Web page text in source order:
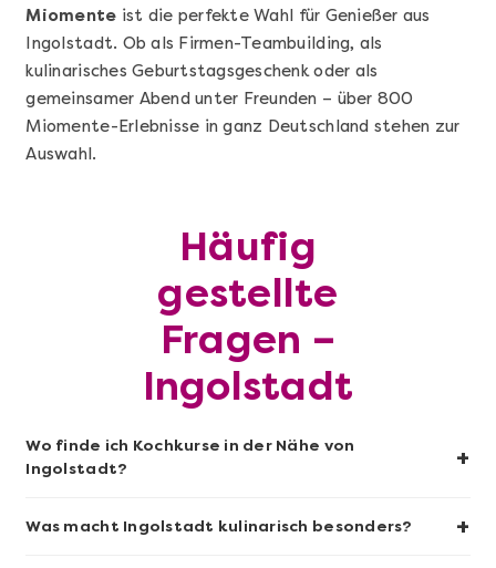
Mehr anzeigen
Geschenkbox 100€
Mehr anzeigen
Miomente ist die perfekte Wahl für Genießer aus
Ingolstadt. Ob als Firmen-Teambuilding, als
kulinarisches Geburtstagsgeschenk oder als
gemeinsamer Abend unter Freunden – über 800
Miomente-Erlebnisse in ganz Deutschland stehen zur
Auswahl.
Häufig
gestellte
Fragen –
Ingolstadt
Wo finde ich Kochkurse in der Nähe von
Ingolstadt?
+
Was macht Ingolstadt kulinarisch besonders? +